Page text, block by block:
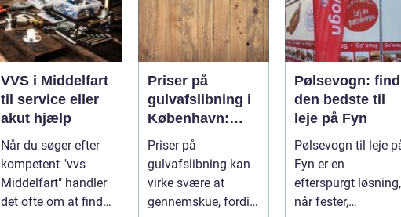
VVS i Middelfart
til service eller
akut hjælp
Når du søger efter
kompetent "vvs
Middelfart" handler
det ofte om at finde
Priser på
gulvafslibning i
København:
hvad koster det
egentlig?
Priser på
gulvafslibning kan
virke svære at
gennemskue, fordi
Pølsevogn: find
den bedste til
leje på Fyn
Pølsevogn til leje
Fyn er en
efterspurgt løsning,
når fester,